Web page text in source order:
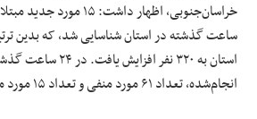
ساعت گذشته در استان شناسایی شد، که بدین
انجام‌شده، تعداد ۶۱ مورد منفی و تعداد ۱۵ مورد مثبت اعلام شده است.